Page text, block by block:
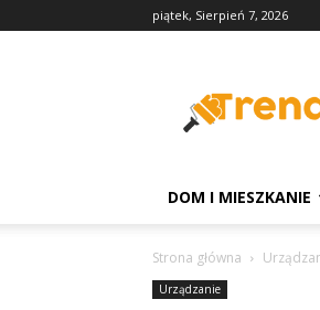
piątek, Sierpień 7, 2026
DOM I MIESZKANIE
Strona główna
Urządzanie